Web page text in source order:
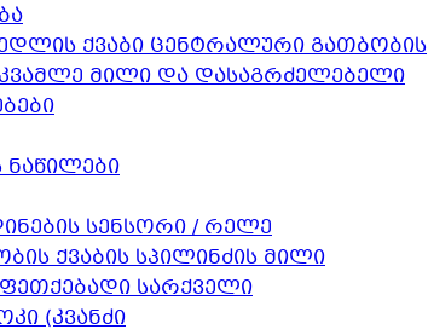
ქვაბი ცენტრალური გათბობის
მილი და დასაგრძელებელი
ნაწილები
სენსორი / რელე
ქვაბის სპილინძის მილი
სარქველი
(კვანძი